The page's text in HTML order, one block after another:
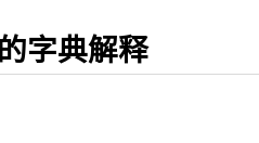
字典解释